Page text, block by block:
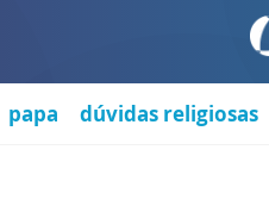
papa dúvidas religiosas